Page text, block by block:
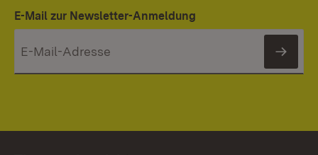
E-Mail zur Newsletter-Anmeldung